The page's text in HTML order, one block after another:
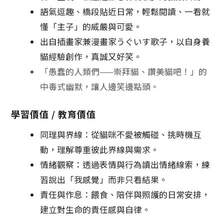
語氣逗趣、橋段貼近日常，輕鬆閱讀、一看就
懂「主子」的威嚴與可愛。
出自插畫家兼漫畫家うぐいす歌子，以自身養
貓經驗創作，真誠又好笑。
「愚蠢的人類們——崇拜貓、讚美貓吧！」的
中毒式幽默，讓人邊笑邊點頭。
學習價值 / 教育價值
同理與界線：從貓咪不愛被觸碰、挑時機互
動，理解尊重彼此界線與需求。
情緒觀察：透過表情與行為讀出情緒線索，練
習說出「我感覺」而非只看結果。
責任與作息：餵食、陪伴與照護的日常安排，
建立對生命的責任感與自律。